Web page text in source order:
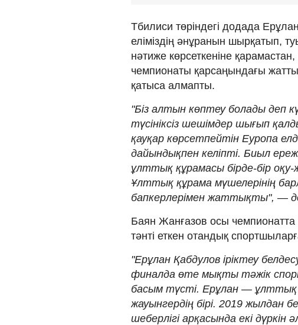
Тбилиси төріндегі додада
еліміздің әнұранын шырқатып,
нәтиже көрсеткеніне
чемпионаты қарсаңындағы
қатыса алмапты.
"Біз алтын көптеу болады деп
түсініксіз шешімдер шығып
қауқар көрсетпейтін Еуропа
дайындықпен келіпті. Биыл
ұлттық құрамасы бірде-бір
Ұлттық құрама мүшелерінің
бапкерлерімен жаттықты", —
Баян Жанғазов осы чемпионатта
тәнті еткен отандық
"Ерұлан Қабдулов іріктеу
финалда өте мықты тәжік
басым түсті. Ерұлан — ұлттық
жауынгердің бірі. 2019 жылдан
шеберлігі арқасында екі